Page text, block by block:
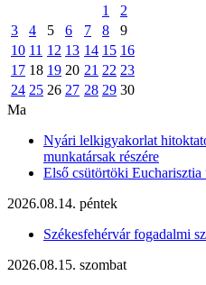
1
2
3
4 5 6 7 8
9
10 11 12 13 14 15 16
17 18 19 20 21 22 23
24 25 26 27 28 29 30
Ma
Nyári lelkigyakorlat
munkatársak részére
Első csütörtöki
2026.08.14. péntek
Székesfehérvár fogadalmi
2026.08.15. szombat